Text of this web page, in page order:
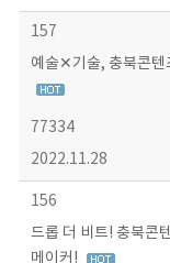
157
예술✕기술, 충북콘텐
77334
2022.11.28
156
드롭 더 비트! 충북콘
메이커!